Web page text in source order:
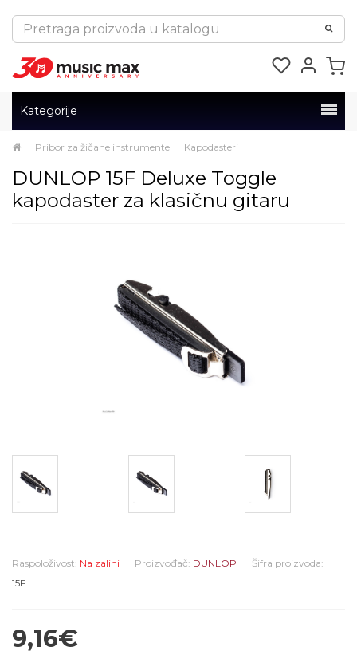
Kategorije
Pribor za žičane instrumente Kapodasteri
DUNLOP 15F Deluxe Toggle
kapodaster za klasičnu gitaru
Raspoloživost: Na zalihi Proizvođač: DUNLOP
Šifra proizvoda:
15F
9,16€